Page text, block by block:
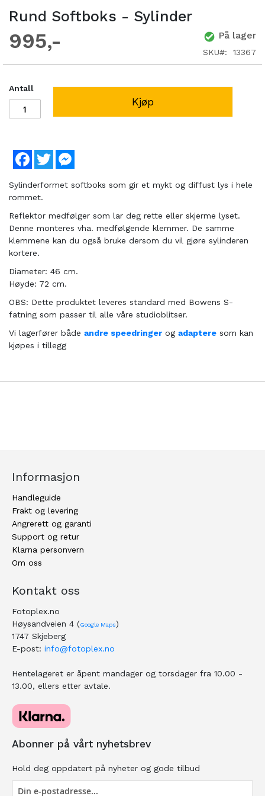
Rund Softboks - Sylinder
995 På lager
SKU 13367
Antall
Kjøp
Facebook
Twitter
Sylinderformet softboks som gir et mykt og diffust lys i hele
rommet.
Reflektor medfølger som lar deg rette eller skjerme lyset.
Denne monteres vha. medfølgende klemmer. De samme
klemmene kan du også bruke dersom du vil gjøre sylinderen
kortere.
Diameter: 46 cm.
Høyde: 72 cm.
OBS: Dette produktet leveres standard med Bowens S-
fatning som passer til alle våre studioblitser.
Vi lagerfører både andre speedringer og adaptere som kan
kjøpes i tillegg
Informasjon
Handleguide
Frakt og levering
Angrerett og garanti
Support og retur
Klarna personvern
Om oss
Kontakt oss
Fotoplex.no
Høysandveien 4 (Google Maps)
1747 Skjeberg
E-post: info@fotoplex.no
Hentelageret er åpent mandager og torsdager fra 10.00 -
13.00, ellers etter avtale.
Abonner på vårt nyhetsbrev
Hold deg oppdatert på nyheter og gode tilbud